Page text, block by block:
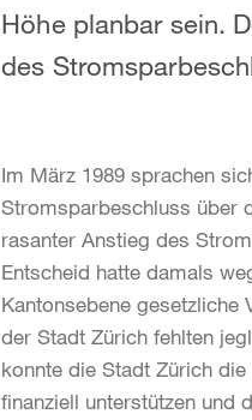
Höhe planbar sein.
des
Im März 1989 sprachen
Stromsparbeschluss über
rasanter Anstieg des
Entscheid hatte damals
Kantonsebene gesetzliche
der Stadt Zürich fehlten
konnte die Stadt Zürich
finanziell unterstützen und